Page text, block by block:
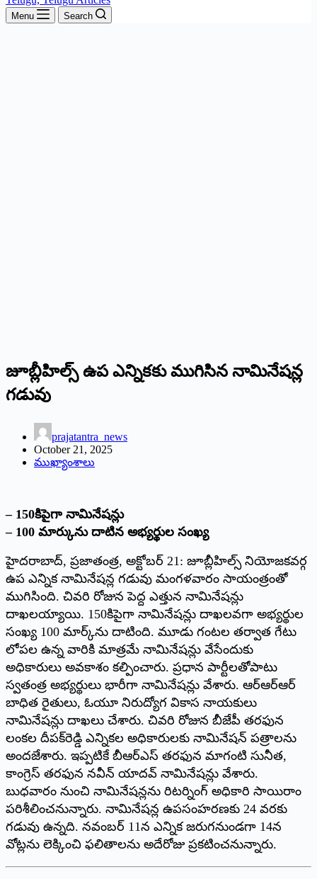
Menu Search
జూబ్లీహిల్స్‌ ఉప ఎన్నికకు ముగిసిన నామినేషన్ల
గడువు
prajatantra_news
October 21, 2025
ముఖ్యాంశాలు
– 150కిపైగా నామినేషన్లు
– 100 మార్కును దాటిన అభ్యర్థుల సంఖ్య
హైదరాబాద్‌, ప్రజాతంత్ర, అక్టోబర్‌ 21: జూబ్లీహిల్స్‌ నియోజకవర్గ
ఉప ఎన్నిక నామినేషన్ల గడువు మంగళవారం సాయంత్రంతో
ముగిసింది. చివరి రోజున పెద్ద ఎత్తున నామినేషన్లు
దాఖలయ్యాయి. 150కిపైగా నామినేషన్లు దాఖలవగా అభ్యర్థుల
సంఖ్య 100 మార్క్‌ను దాటింది. మూడు గంటల తర్వాత గేటు
లోపల ఉన్న వారికి మాత్రమే నామినేషన్లు వేసేందుకు
అధికారులు అవకాశం కల్పించారు. ప్రధాన పార్టీలతోపాటు
స్వతంత్ర అభ్యర్థులు భారీగా నామినేషన్లు వేశారు. ఆర్‌ఆర్‌ఆర్‌
బాధిత రైతులు, ఓయూ నిరుద్యోగ వికాస నాయకులు
నామినేషన్లు దాఖలు చేశారు. చివరి రోజున బీజేపీ తరఫున
లంకల దీపక్‌రెడ్డి ఎన్నికల అధికారులకు నామినేషన్‌ పత్రాలను
అందజేశారు. ఇప్పటికే బీఆర్‌ఎస్‌ తరఫున మాగంటి సునీత,
కాంగ్రెస్‌ తరఫున నవీన్‌ యాదవ్‌ నామినేషన్లు వేశారు.
బుధవారం నుంచి నామినేషన్లను రిటర్నింగ్‌ అధికారి సాయిరాం
పరిశీలించనున్నారు. నామినేషన్ల ఉపసంహరణకు 24 వరకు
గడువు ఉన్నది. నవంబర్‌ 11న ఎన్నిక జరుగనుండగా 14న
వోట్లను లెక్కించి ఫలితాలను అదేరోజు ప్రకటించనున్నారు.